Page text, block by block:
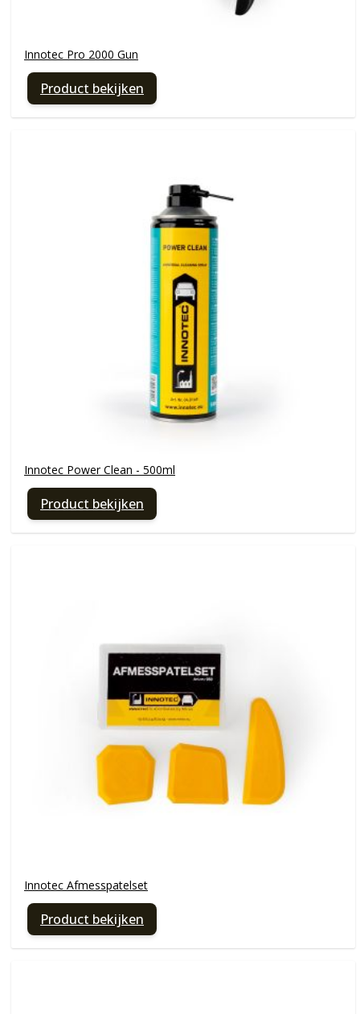
Innotec Pro 2000 Gun
Product bekijken
Innotec Power Clean - 500ml
Product bekijken
Innotec Afmesspatelset
Product bekijken